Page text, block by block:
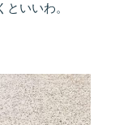
いいわ。